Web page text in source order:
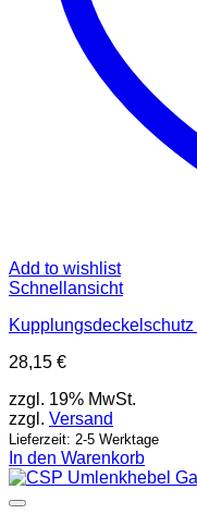
Add to wishlist
Schnellansicht
28,15 €
zzgl. 19% MwSt.
zzgl. Versand
Lieferzeit: 2-5 Werktage
In den Warenkorb